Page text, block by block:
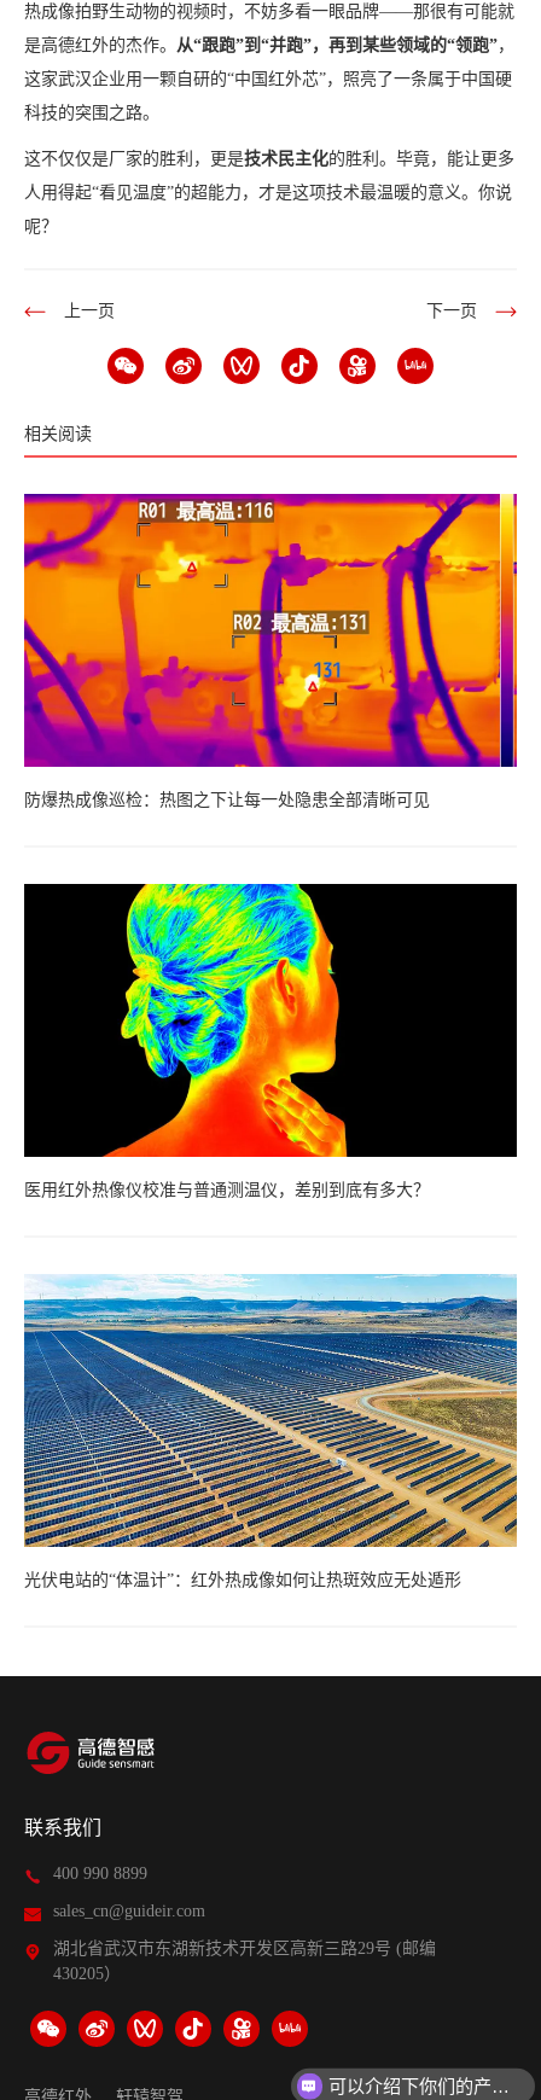
热成像拍野生动物的视频时，不妨多看一眼品牌——那很有可能就
是高德红外的杰作。 从“跟跑”到“并跑”，再到某些领域的“领跑”，
这家武汉企业用一颗自研的“中国红外芯”，照亮了一条属于中国硬
科技的突围之路。
这不仅仅是厂家的胜利，更是技术民主化的胜利。毕竟，能让更多
人用得起“看见温度”的超能力，才是这项技术最温暖的意义。你说
呢？
上一页 下一页
相关阅读
防爆热成像巡检：热图之下让每一处隐患全部清晰可见
医用红外热像仪校准与普通测温仪，差别到底有多大？
光伏电站的“体温计”：红外热成像如何让热斑效应无处遁形
联系我们
400 990 8899
sales_cn@guideir.com
湖北省武汉市东湖新技术开发区高新三路29号 (邮编
430205）
你们是怎么收费的呢？